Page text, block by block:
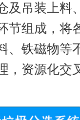
吊装上料
节组成，将
、铁磁物等
资源化交